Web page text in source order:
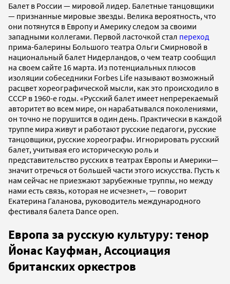
Балет в России — мировой лидер. Балетные танцовщики
— признанные мировые звезды. Велика вероятность, что
они потянутся в Европу и Америку следом за своими
западными коллегами. Первой ласточкой стал переход
прима-балерины Большого театра Ольги Смирновой в
национальный балет Нидерландов, о чем театр сообщил
на своем сайте 16 марта. Из потенциальных плюсов
изоляции собеседники Forbes Life называют возможный
расцвет хореографической мысли, как это происходило в
СССР в 1960-е годы. «Русский балет имеет непререкаемый
авторитет во всем мире, он нарабатывался поколениями,
он точно не порушится в один день. Практически в каждой
труппе мира живут и работают русские педагоги, русские
танцовщики, русские хореографы. Игнорировать русский
балет, учитывая его историческую роль и
представительство русских в театрах Европы и Америки—
значит отречься от большей части этого искусства. Пусть к
нам сейчас не приезжают зарубежные труппы, но между
нами есть связь, которая не исчезнет», — говорит
Екатерина Галанова, руководитель международного
фестиваля балета Dance open.
Европа за русскую культуру: тенор
Йонас Кауфман, Ассоциация
британских оркестров